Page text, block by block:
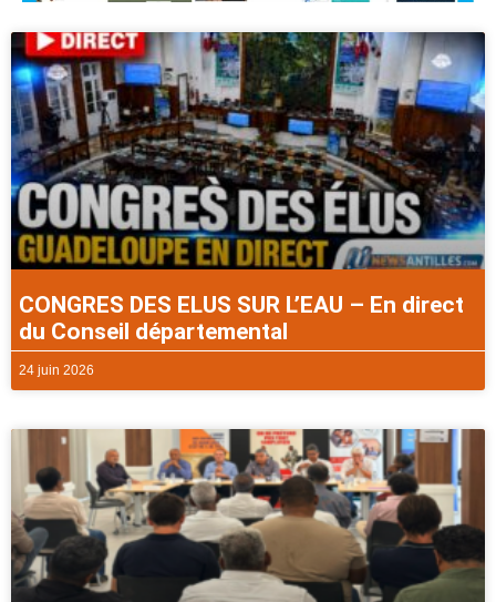
CONGRES DES ELUS SUR L’EAU – En direct
du Conseil départemental
24 juin 2026